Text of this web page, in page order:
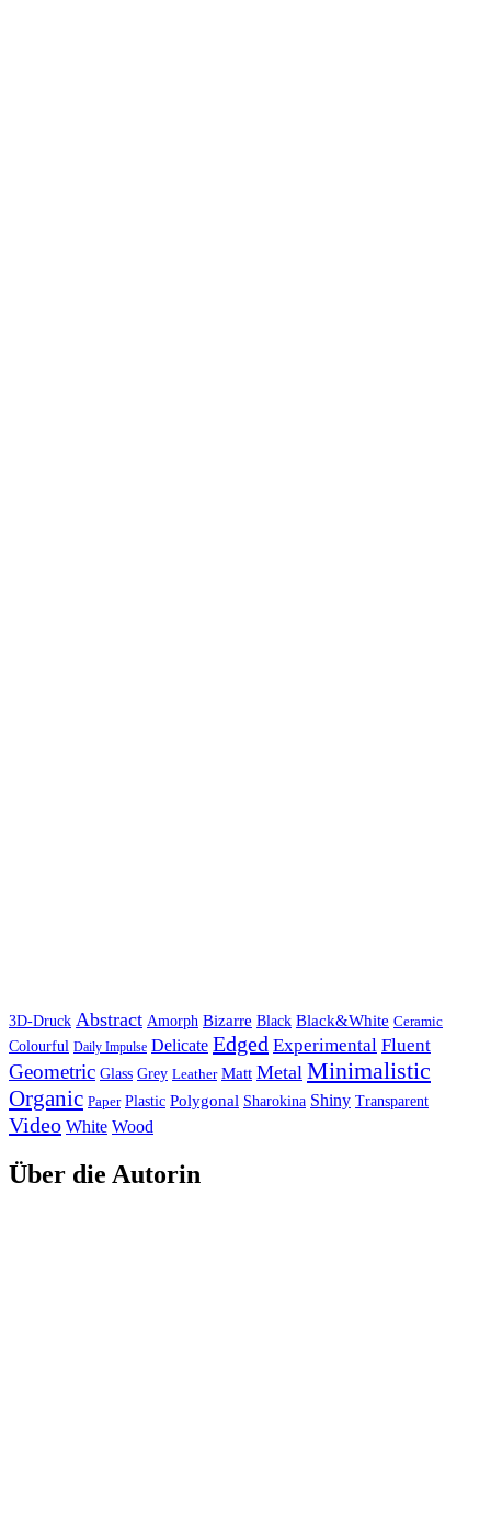
3D-Druck Abstract Amorph Bizarre Black Black&White Ceramic
Colourful Daily Impulse Delicate Edged Experimental Fluent
Geometric Glass Grey Leather Matt Metal Minimalistic
Organic Paper Plastic Polygonal Sharokina Shiny Transparent
Video White Wood
Über die Autorin